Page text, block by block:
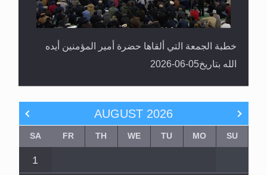
خطبة الجمعة التي ألقاها حضرة أمير المؤمنين أيده
الله بتاريخ05-06-2026
AUGUST 2026
SU
MO
TU
WE
TH
FR
SA
1